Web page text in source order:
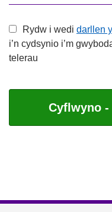
Rydw i wedi darllen
i’n cydsynio i’m
telerau